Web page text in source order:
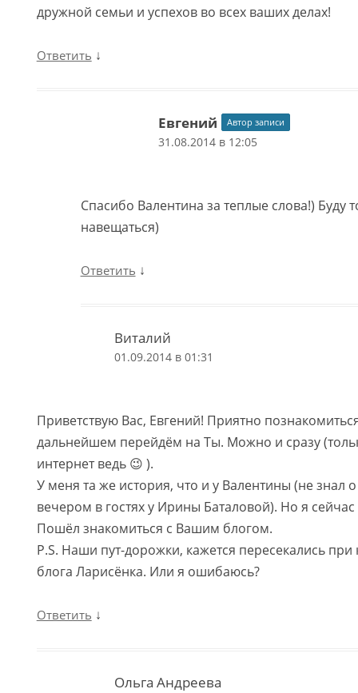
дружной семьи и успехов во всех ваших делах!
Ответить ↓
Евгений Автор записи
31.08.2014 в 12:05
Спасибо Валентина за теплые слова!) Буду
навещаться)
Ответить ↓
Виталий
01.09.2014 в 01:31
Приветствую Вас, Евгений! Приятно
дальнейшем перейдём на Ты. Можно и сразу
интернет ведь 😉 ).
У меня та же история, что и у Валентины (не знал
вечером в гостях у Ирины Баталовой). Но я
Пошёл знакомиться с Вашим блогом.
Р.S. Наши пут-дорожки, кажется пересекались
блога Ларисёнка. Или я ошибаюсь?
Ответить ↓
Ольга Андреева